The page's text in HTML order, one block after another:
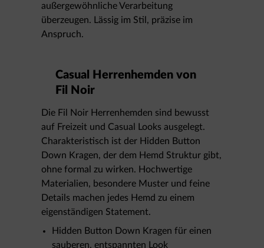
außergewöhnliche Verarbeitung
überzeugen. Lässig im Stil, präzise im
Anspruch.
Casual Herrenhemden von
Fil Noir
Die Fil Noir Herrenhemden sind bewusst
auf Freizeit und Casual Looks ausgelegt.
Charakteristisch ist der Hidden Button
Down Kragen, der dem Hemd Struktur gibt,
ohne formal zu wirken. Hochwertige
Materialien, besondere Muster und feine
Details machen jedes Hemd zu einem
eigenständigen Statement.
Hidden Button Down Kragen für einen
sauberen, entspannten Look